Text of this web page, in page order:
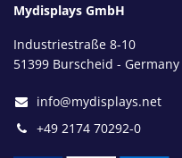
Mydisplays GmbH
Industriestraße 8-10
51399 Burscheid - Germany
info@mydisplays.net
+49 2174 70292-0